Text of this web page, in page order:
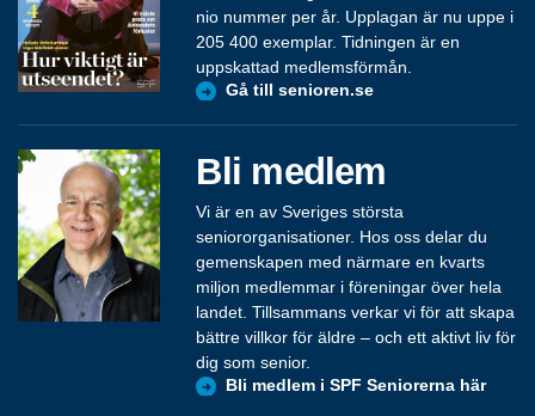
nio nummer per år. Upplagan är nu uppe i
205 400 exemplar. Tidningen är en
uppskattad medlemsförmån.
Gå till senioren.se
Bli medlem
Vi är en av Sveriges största
seniororganisationer. Hos oss delar du
gemenskapen med närmare en kvarts
miljon medlemmar i föreningar över hela
landet. Tillsammans verkar vi för att skapa
bättre villkor för äldre – och ett aktivt liv för
dig som senior.
Bli medlem i SPF Seniorerna här